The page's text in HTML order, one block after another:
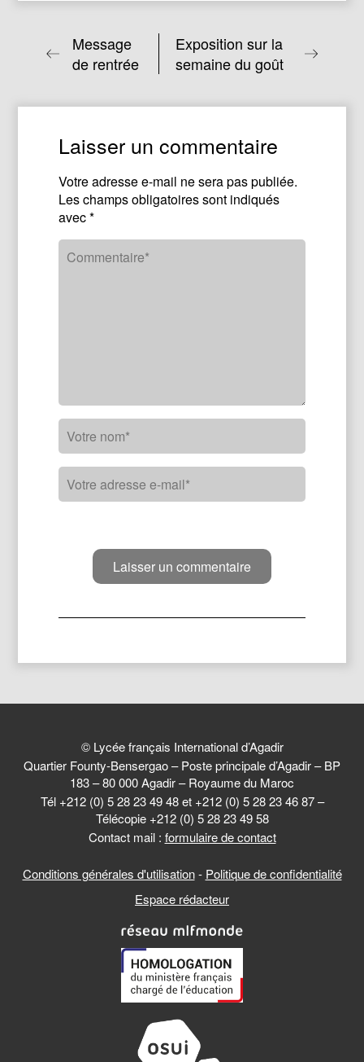
Message
de rentrée
Exposition sur la
semaine du goût
Laisser un commentaire
Votre adresse e-mail ne sera pas publiée.
Les champs obligatoires sont indiqués
avec*
© Lycée français International d’Agadir
Quartier Founty-Bensergao – Poste principale d’Agadir – BP
183 – 80 000 Agadir – Royaume du Maroc
Tél +212 (0) 5 28 23 49 48 et +212 (0) 5 28 23 46 87 –
Télécopie +212 (0) 5 28 23 49 58
Contact mail : formulaire de contact
Conditions générales d'utilisation- Politique de confidentialité
Espace rédacteur